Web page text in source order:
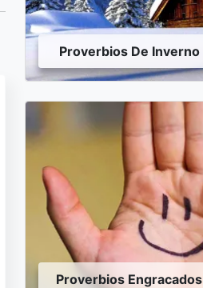
Proverbios De Inverno
Proverbios Engracados